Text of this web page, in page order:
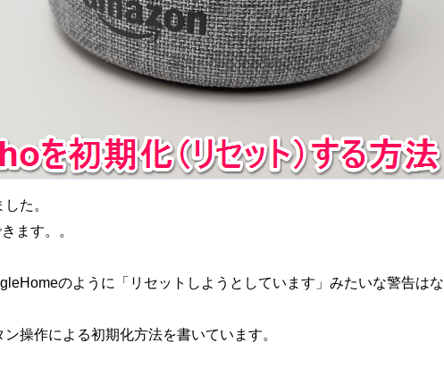
た。
ます。。
のように「リセットしようとしています」みたいな警告はな
操作による初期化方法を書いています。